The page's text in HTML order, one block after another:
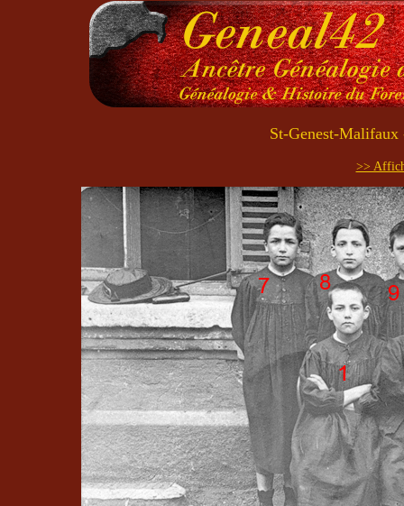
St-Genest-
>>